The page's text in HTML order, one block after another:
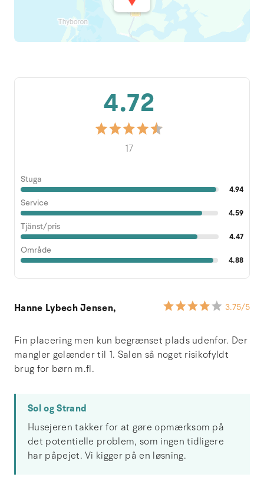
4.72
17
Stuga
4.94
Service
4.59
Tjänst/pris
4.47
Område
4.88
Hanne Lybech Jensen, 3.75/5
Fin placering men kun begrænset plads udenfor. Der
mangler gelænder til 1. Salen så noget risikofyldt
brug for børn m.fl.
Sol og Strand
Husejeren takker for at gøre opmærksom på
det potentielle problem, som ingen tidligere
har påpejet. Vi kigger på en løsning.